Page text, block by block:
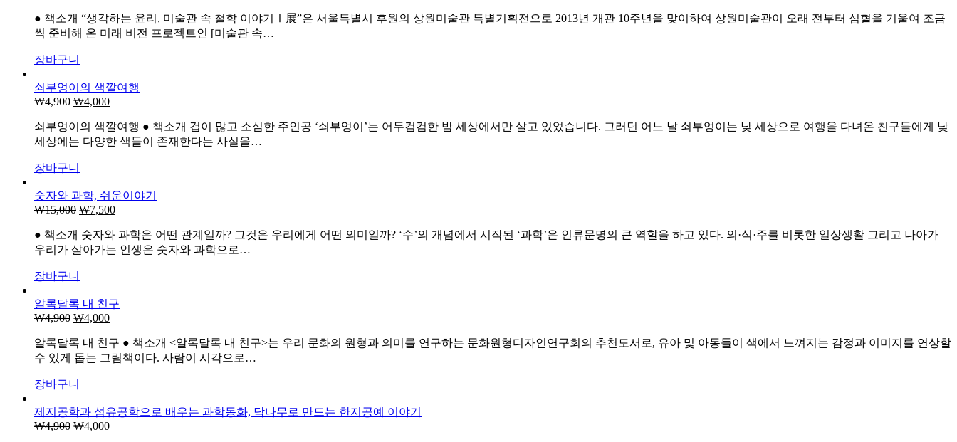
가
격:
가
격:
● 책소개 “생각하는 윤리, 미술관 속 철학 이야기Ⅰ展”은 서울특별시 후원의 상원미술관 특별기획전으로 2013년 개관 10주년을 맞이하여 상원미술관이 오래 전부터 심혈을 기울여 조금
씩 준비해 온 미래 비전 프로젝트인 [미술관 속…
장바구니
쇠부엉이의 색깔여행
₩4,900 원
가
격:
₩4,900.
₩4,000현
가
격:
쇠부엉이의 색깔여행 ● 책소개 겁이 많고 소심한 주인공 ‘쇠부엉이’는 어두컴컴한 밤 세상에서만 살고 있었습니다. 그러던 어느 날 쇠부엉이는 낮 세상으로 여행을 다녀온 친구들에게 낮
세상에는 다양한 색들이 존재한다는 사실을…
장바구니
숫자와 과학, 쉬운이야기
₩15,000 원
가
격:
₩7,500현
가
격:
● 책소개 숫자와 과학은 어떤 관계일까? 그것은 우리에게 어떤 의미일까? ‘수’의 개념에서 시작된 ‘과학’은 인류문명의 큰 역할을 하고 있다. 의·식·주를 비롯한 일상생활 그리고 나아가
우리가 살아가는 인생은 숫자와 과학으로…
장바구니
알록달록 내 친구
₩4,900 원
가
격:
₩4,900.
₩4,000현
가
격:
알록달록 내 친구 ● 책소개 <알록달록 내 친구>는 우리 문화의 원형과 의미를 연구하는 문화원형디자인연구회의 추천도서로, 유아 및 아동들이 색에서 느껴지는 감정과 이미지를 연상할
수 있게 돕는 그림책이다. 사람이 시각으로…
장바구니
제지공학과 섬유공학으로 배우는 과학동화, 닥나무로 만드는 한지공예 이야기
₩4,900 원
₩4,000현